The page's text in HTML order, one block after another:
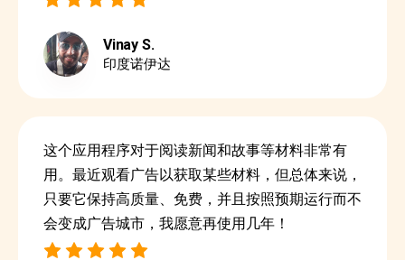
Vinay S.
印度诺伊达
这个应用程序对于阅读新闻和故事等材料非常有
用。最近观看广告以获取某些材料，但总体来说，
只要它保持高质量、免费，并且按照预期运行而不
会变成广告城市，我愿意再使用几年！